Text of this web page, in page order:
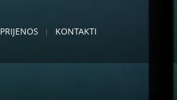
PRIJENOS KONTAKTI